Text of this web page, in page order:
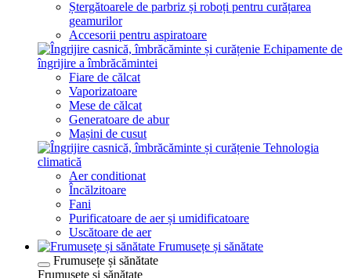
Ștergătoarele de parbriz și roboți pentru curățarea
geamurilor
Accesorii pentru aspiratoare
Echipamente de
îngrijire a îmbrăcămintei
Fiare de călcat
Vaporizatoare
Mese de călcat
Generatoare de abur
Mașini de cusut
Tehnologia
climatică
Aer conditionat
Încălzitoare
Fani
Purificatoare de aer și umidificatoare
Uscătoare de aer
Frumusețe și sănătate
Frumusețe și sănătate
Frumusețe și sănătate